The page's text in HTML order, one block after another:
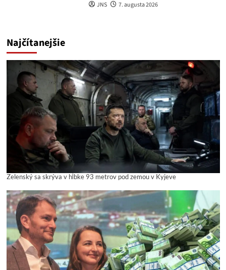
JNS 7. augusta 2026
Najčítanejšie
Zelenský sa skrýva v hĺbke 93 metrov pod zemou v Kyjeve